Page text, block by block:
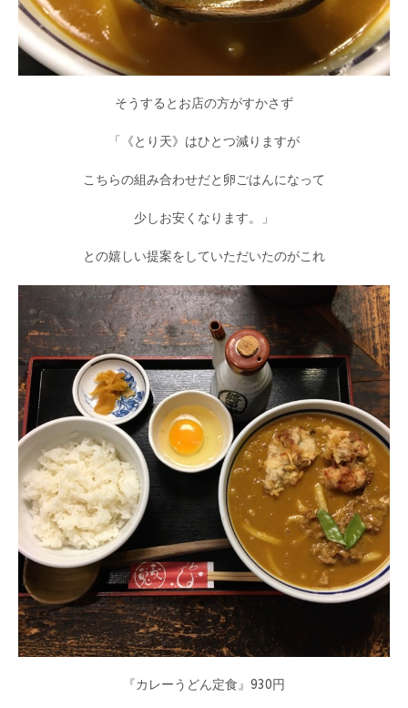
そうするとお店の方がすかさず
「《とり天》はひとつ減りますが
こちらの組み合わせだと卵ごはんになって
少しお安くなります。」
との嬉しい提案をしていただいたのがこれ
『カレーうどん定食』930円